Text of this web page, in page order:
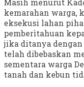
Masih menurut
kemarahan warga,
eksekusi lahan
pemberìtahuan
jika ditanya dengan
telah dibebaskan
sementara warga
tanah dan kebun